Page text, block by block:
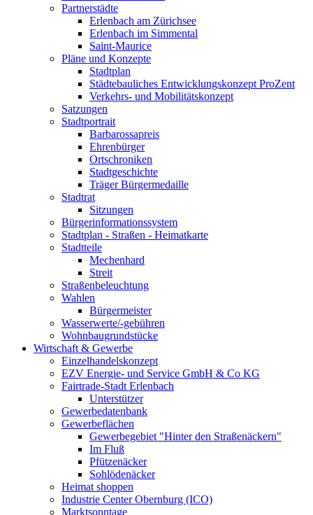
Partnerstädte
Erlenbach am Zürichsee
Erlenbach im Simmental
Saint-Maurice
Pläne und Konzepte
Stadtplan
Städtebauliches Entwicklungskonzept ProZent
Verkehrs- und Mobilitätskonzept
Satzungen
Stadtportrait
Barbarossapreis
Ehrenbürger
Ortschroniken
Stadtgeschichte
Träger Bürgermedaille
Stadtrat
Sitzungen
Bürgerinformationssystem
Stadtplan - Straßen - Heimatkarte
Stadtteile
Mechenhard
Streit
Straßenbeleuchtung
Wahlen
Bürgermeister
Wasserwerte/-gebühren
Wohnbaugrundstücke
Wirtschaft & Gewerbe
Einzelhandelskonzept
EZV Energie- und Service GmbH & Co KG
Fairtrade-Stadt Erlenbach
Unterstützer
Gewerbedatenbank
Gewerbeflächen
Gewerbegebiet "Hinter den Straßenäckern"
Im Fluß
Pfützenäcker
Sohlödenäcker
Heimat shoppen
Industrie Center Obernburg (ICO)
Marktsonntage